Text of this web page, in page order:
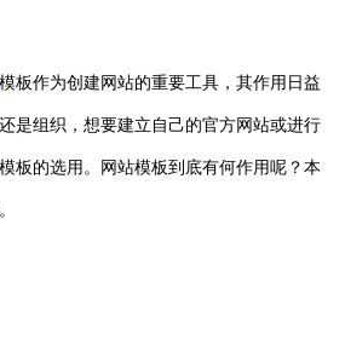
模板作为创建网站的重要工具，其作用日益
是组织，想要建立自己的官方网站或进行
板的选用。网站模板到底有何作用呢？本